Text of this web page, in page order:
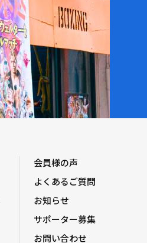
会員様の声
よくあるご質問
お知らせ
サポーター募集
お問い合わせ